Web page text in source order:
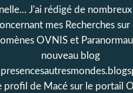
J'ai rédigé de
mes Recherches sur
OVNIS et
nouveau blog
profil de Macé sur le portail